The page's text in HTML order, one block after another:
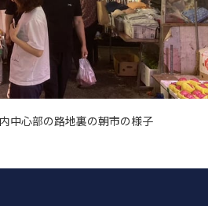
中心部の路地裏の朝市の様子